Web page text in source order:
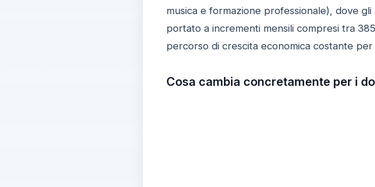
musica e formazione professionale), dove
portato a incrementi mensili compresi tra
percorso di crescita economica costante
Cosa cambia concretamente per i